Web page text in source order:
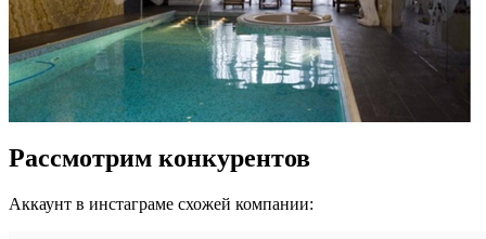
Рассмотрим конкурентов
Аккаунт в инстаграме схожей компании: